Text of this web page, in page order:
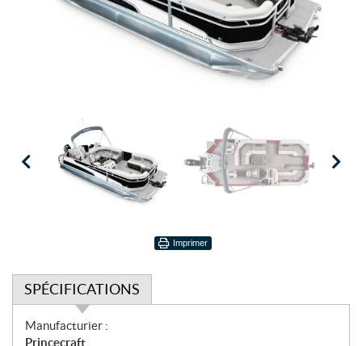
Imprimer
SPÉCIFICATIONS
S
Manufacturier :
Princecraft